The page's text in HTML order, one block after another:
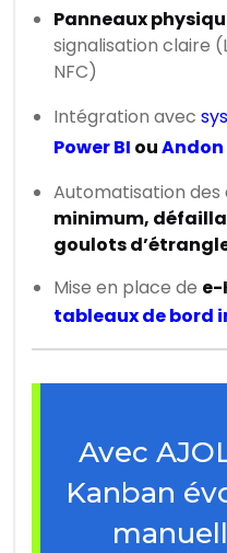
Panneaux
signalisation claire
NFC)
Intégration avec
Power BI ouAndon
Automatisation
minimum,
goulots
Mise en place de e-
tableaux de bord
Avec
Kanban